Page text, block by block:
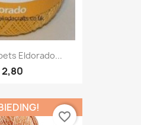
Eldorado...
favorite_border